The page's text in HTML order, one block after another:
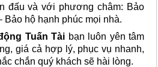
đấu và với phương châm: Bảo
Bảo hộ hạnh phúc mọi nhà.
Tuấn Tài bạn luôn yên tâm
giá cả hợp lý, phục vụ nhanh,
chắn quý khách sẽ hài lòng.